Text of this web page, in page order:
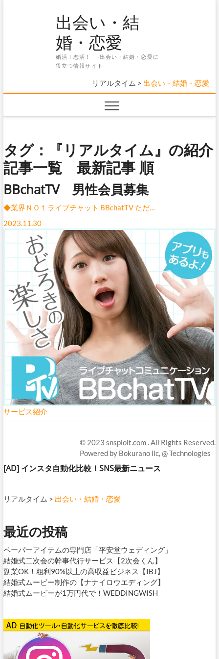
出会い・結
婚・恋愛
婚活！恋活！ -出会い・結婚・恋愛に
役立つ情報サイト-
リアルタイム > 出会い・結婚・恋愛
タグ：『リアルタイム』の紹介
記事一覧 最新記事 順
BBchatTV 男性会員募集
◆業界ＮＯ１ライブチャット BBchatTV ただ…
2023.11.30
サービス紹介
© 2023snsploit.com. All Rights Reserved.
Powered by Bokurano llc,@ Technologies
[AD] インスタ自動化比較！SNS最新ニュース
リアルタイム > 出会い・結婚・恋愛
最近の投稿
ペーパーアイテムの専門店「平安堂ウェディング」
結婚式二次会の幹事代行サービス【2次会くん】
副業OK！粗利90%以上の高収益ビジネス【IBJ】
結婚式ムービー制作の【ナナイロウエディング】
結婚式ムービーが1万円代で！WEDDINGWISH